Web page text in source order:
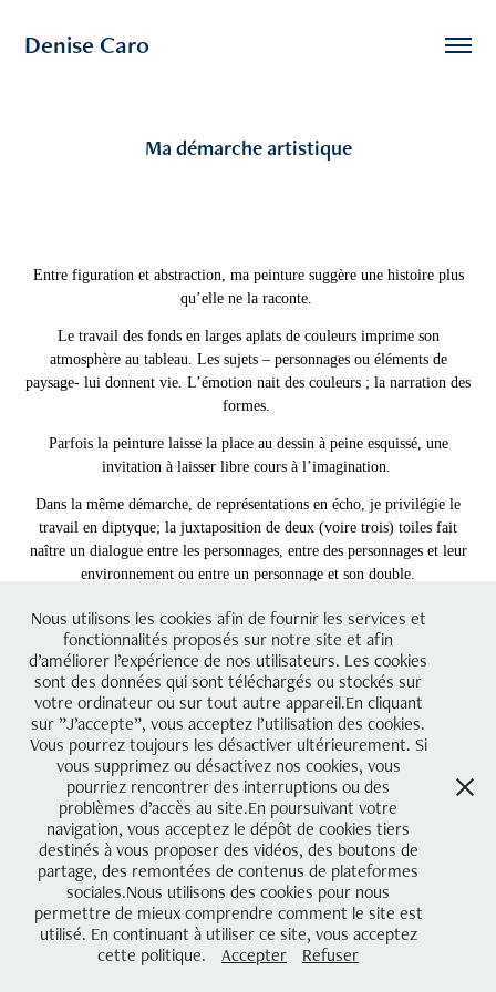
Denise Caro
Ma démarche artistique
Entre figuration et abstraction, ma peinture suggère une histoire plus
qu’elle ne la raconte.
Le travail des fonds en larges aplats de couleurs imprime son
atmosphère au tableau. Les sujets – personnages ou éléments de
paysage- lui donnent vie. L’émotion nait des couleurs ; la narration des
formes.
Parfois la peinture laisse la place au dessin à peine esquissé, une
invitation à laisser libre cours à l’imagination.
Dans la même démarche, de représentations en écho, je privilégie le
travail en diptyque; la juxtaposition de deux (voire trois) toiles fait
naître un dialogue entre les personnages, entre des personnages et leur
environnement ou entre un personnage et son double.
Nous utilisons les cookies afin de fournir les services et
fonctionnalités proposés sur notre site et afin
d’améliorer l’expérience de nos utilisateurs. Les cookies
sont des données qui sont téléchargés ou stockés sur
votre ordinateur ou sur tout autre appareil.En cliquant
sur ”J’accepte”, vous acceptez l’utilisation des cookies.
Vous pourrez toujours les désactiver ultérieurement. Si
vous supprimez ou désactivez nos cookies, vous
pourriez rencontrer des interruptions ou des
problèmes d’accès au site.En poursuivant votre
navigation, vous acceptez le dépôt de cookies tiers
destinés à vous proposer des vidéos, des boutons de
partage, des remontées de contenus de plateformes
sociales.Nous utilisons des cookies pour nous
permettre de mieux comprendre comment le site est
utilisé. En continuant à utiliser ce site, vous acceptez
cette politique.
Accepter Refuser